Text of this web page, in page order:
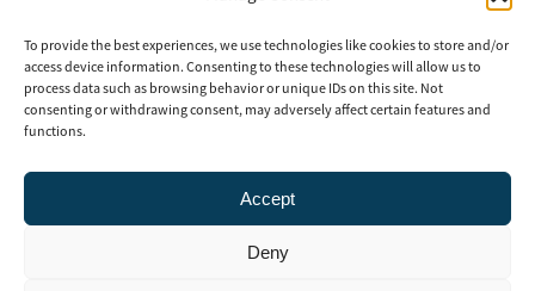
To provide the best experiences, we use technologies like cookies to store and/or
access device information. Consenting to these technologies will allow us to
process data such as browsing behavior or unique IDs on this site. Not
consenting or withdrawing consent, may adversely affect certain features and
functions.
Accept
Deny
Instagram
LinkedIn
Säkerhet år 2003 för att stimulera, utveckla och informera om